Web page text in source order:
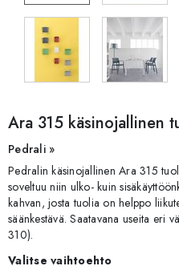
Ara 315 käsinojallinen
Pedrali »
Pedralin käsinojallinen Ara 315
soveltuu niin ulko- kuin
kahvan, josta tuolia on helppo
säänkestävä. Saatavana useita eri
310).
Valitse vaihtoehto